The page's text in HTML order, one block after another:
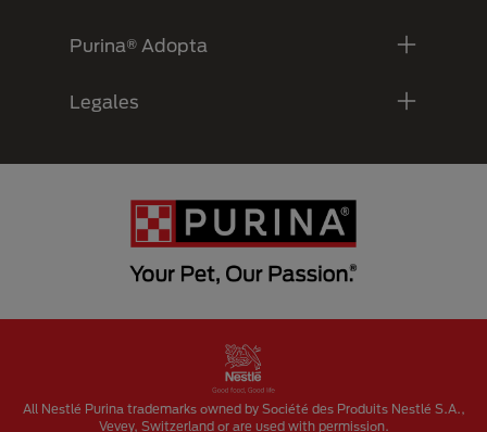
Purina® Adopta
Legales
All Nestlé Purina trademarks owned by Société des Produits Nestlé S.A.,
Vevey, Switzerland or are used with permission.